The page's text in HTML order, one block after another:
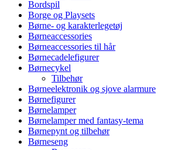
Bordspil
Borge og Playsets
Børne- og karakterlegetøj
Børneaccessories
Børneaccessories til hår
Børnecadelefigurer
Børnecykel
Tilbehør
Børneelektronik og sjove alarmure
Børnefigurer
Børnelamper
Børnelamper med fantasy-tema
Børnepynt og tilbehør
Børneseng